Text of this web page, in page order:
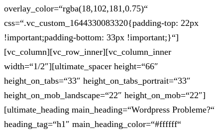
overlay_color=“rgba(18,102,181,0.75)“
css=“.vc_custom_1644330083320{padding-top: 22px
!important;padding-bottom: 33px !important;}“]
[vc_column][vc_row_inner][vc_column_inner
width=“1/2″][ultimate_spacer height=“66″
height_on_tabs=“33″ height_on_tabs_portrait=“33″
height_on_mob_landscape=“22″ height_on_mob=“22″]
[ultimate_heading main_heading=“Wordpress Probleme?“
heading_tag=“h1″ main_heading_color=“#ffffff“